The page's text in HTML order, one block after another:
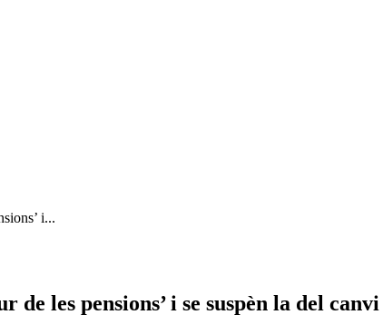
i...
les pensions’ i se suspèn la del